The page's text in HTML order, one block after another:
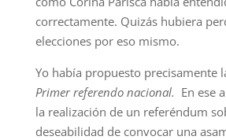
correctamente. Quizás hubiera
elecciones por eso mismo.
Yo había propuesto precisamente
Primer referendo nacional. En ese
la realización de un referéndum
deseabilidad de convocar una